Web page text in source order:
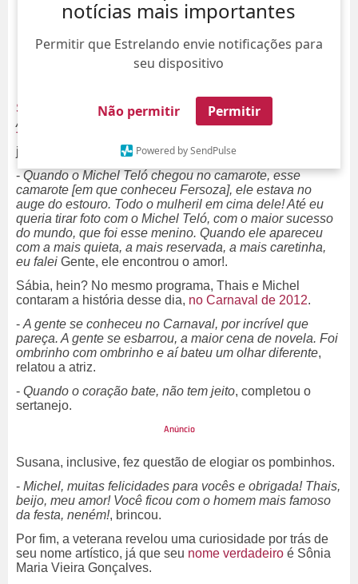
notícias mais importantes
Permitir que Estrelando envie notificações para
seu dispositivo
Não permitir Permitir
Powered by SendPulse
Susana Vieira
é esperta! Em entrevista ao programa
Altas Horas
, a atriz contou que sentiu logo de cara que
Thais Fersoza e Michel Teló
juntos.
-Quando o Michel Teló chegou no camarote, esse
camarote [em que conheceu Fersoza], ele estava no
auge do estouro. Todo o mulheril em cima dele! Até eu
queria tirar foto com o Michel Teló, com o maior sucesso
do mundo, que foi esse menino. Quando ele apareceu
com a mais quieta, a mais reservada, a mais caretinha,
eu falei Gente, ele encontrou o amor!.
Sábia, hein? No mesmo programa, Thais e Michel
contaram a história desse dia, no Carnaval de 2012.
- A gente se conheceu no Carnaval, por incrível que
pareça. A gente se esbarrou, a maior cena de novela. Foi
ombrinho com ombrinho e aí bateu um olhar diferente,
relatou a atriz.
- Quando o coração bate, não tem jeito, completou o
sertanejo.
Susana, inclusive, fez questão de elogiar os pombinhos.
- Michel, muitas felicidades para vocês e obrigada! Thais,
beijo, meu amor! Você ficou com o homem mais famoso
da festa, neném!, brincou.
Por fim, a veterana revelou uma curiosidade por trás de
seu nome artístico, já que seu nome verdadeiro é Sônia
Maria Vieira Gonçalves.